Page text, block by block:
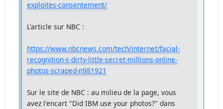
exploites-consentement/
L'article sur NBC :
https://www.nbcnews.com/tech/internet/facial-
recognition-s-dirty-little-secret-millions-online-
photos-scraped-n981921
Sur le site de NBC : au milieu de la page, vous
avez l'encart "Did IBM use your photos?" dans